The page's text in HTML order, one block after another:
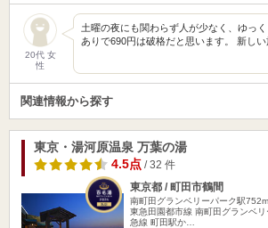
20代 女
性
土曜の夜にも関わらず人が少なく、ゆっ
ありで690円は破格だと思います。 新し
関連情報から探す
東京・湯河原温泉 万葉の湯
4.5点/ 32 件
東京都 / 町田市鶴間
南町田グランベリーパーク駅752m
東急田園都市線 南町田グランベ
急線 町田駅か…